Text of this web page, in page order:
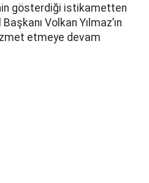
gösterdiği istikametten
Volkan Yılmaz’ın
etmeye devam